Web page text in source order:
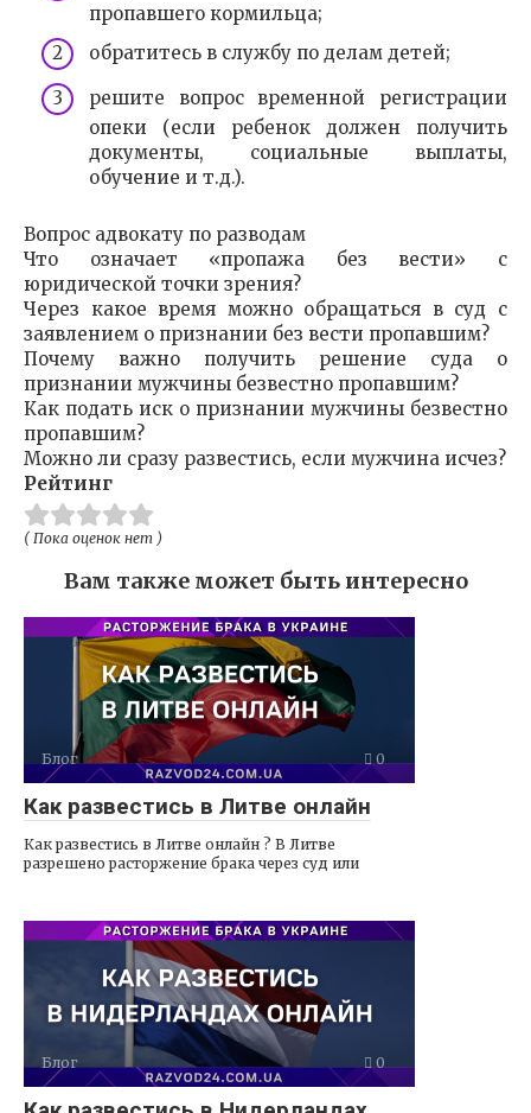
пропавшего кормильца;
обратитесь в службу по делам детей;
решите вопрос временной регистрации
опеки (если ребенок должен получить
документы, социальные выплаты,
обучение и т.д.).
Вопрос адвокату по разводам
Что означает «пропажа без вести» с
юридической точки зрения?
Через какое время можно обращаться в суд с
заявлением о признании без вести пропавшим?
Почему важно получить решение суда о
признании мужчины безвестно пропавшим?
Как подать иск о признании мужчины безвестно
пропавшим?
Можно ли сразу развестись, если мужчина исчез?
Рейтинг
( Пока оценок нет )
Вам также может быть интересно
Блог 0
Как развестись в Литве онлайн
Как развестись в Литве онлайн ? В Литве
разрешено расторжение брака через суд или
Блог 0